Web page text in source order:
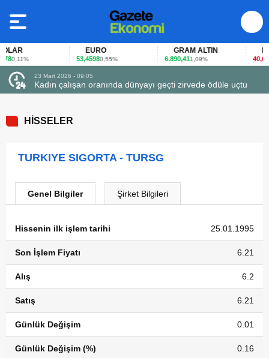
0,11%
EURO
53,45980,55%
GRAM ALTIN
6.890,411,09% 40,65-
23 Mart 2026 - 09:05
Kadın çalışan oranında dünyayı geçti zirvede ödüle uçtu
HİSSELER
TURKIYE SIGORTA - TURSG
Genel Bilgiler Şirket Bilgileri
Hissenin ilk işlem tarihi 25.01.1995
Son İşlem Fiyatı 6.21
Alış 6.2
Satış 6.21
Günlük Değişim 0.01
Günlük Değişim (%) 0.16